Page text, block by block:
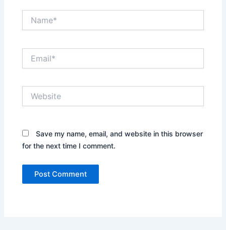
Save my name, email, and website in this browser
for the next time I comment.